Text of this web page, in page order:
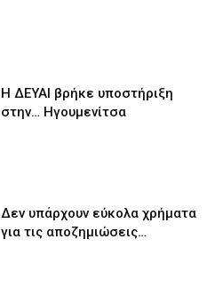
Η ΔΕΥΑΙ βρήκε υποστήριξη
στην… Ηγουμενίτσα
Δεν υπάρχουν εύκολα χρήματα
για τις αποζημιώσεις…